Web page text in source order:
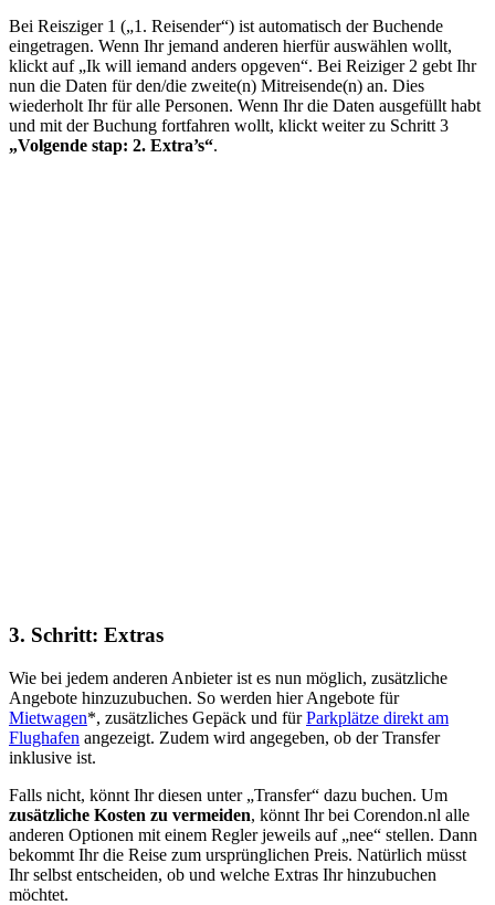
Bei Reisziger 1 („1. Reisender“) ist automatisch der Buchende
eingetragen. Wenn Ihr jemand anderen hierfür auswählen wollt,
klickt auf „Ik will iemand anders opgeven“. Bei Reiziger 2 gebt Ihr
nun die Daten für den/die zweite(n) Mitreisende(n) an. Dies
wiederholt Ihr für alle Personen. Wenn Ihr die Daten ausgefüllt habt
und mit der Buchung fortfahren wollt, klickt weiter zu Schritt 3
„Volgende stap: 2. Extra’s“.
3. Schritt: Extras
Wie bei jedem anderen Anbieter ist es nun möglich, zusätzliche
Angebote hinzuzubuchen. So werden hier Angebote für
Mietwagen*, zusätzliches Gepäck und fürParkplätze direkt am
Flughafen angezeigt. Zudem wird angegeben, ob der Transfer
inklusive ist.
Falls nicht, könnt Ihr diesen unter „Transfer“ dazu buchen. Um
zusätzliche Kosten zu vermeiden, könnt Ihr bei Corendon.nl alle
anderen Optionen mit einem Regler jeweils auf „nee“ stellen. Dann
bekommt Ihr die Reise zum ursprünglichen Preis. Natürlich müsst
Ihr selbst entscheiden, ob und welche Extras Ihr hinzubuchen
möchtet.